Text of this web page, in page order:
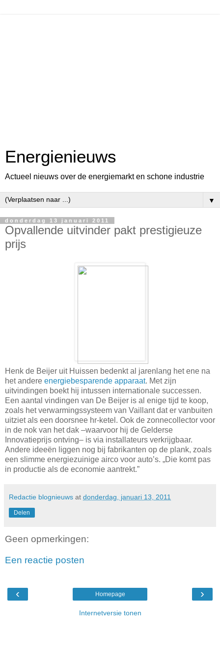
Energienieuws
Actueel nieuws over de energiemarkt en schone industrie
▼
donderdag 13 januari 2011
Opvallende uitvinder pakt prestigieuze
prijs
Henk de Beijer uit Huissen bedenkt al jarenlang het ene na
het andere energiebesparende apparaat. Met zijn
uitvindingen boekt hij intussen internationale successen.
Een aantal vindingen van De Beijer is al enige tijd te koop,
zoals het verwarmingssysteem van Vaillant dat er vanbuiten
uitziet als een doorsnee hr-ketel. Ook de zonnecollector voor
in de nok van het dak –waarvoor hij de Gelderse
Innovatieprijs ontving– is via installateurs verkrijgbaar.
Andere ideeën liggen nog bij fabrikanten op de plank, zoals
een slimme energiezuinige airco voor auto’s. „Die komt pas
in productie als de economie aantrekt.”
Redactie blognieuws at donderdag, januari 13, 2011
Delen
Geen opmerkingen:
Een reactie posten
‹ ›
Homepage
Internetversie tonen